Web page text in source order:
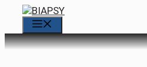
Zum
springen